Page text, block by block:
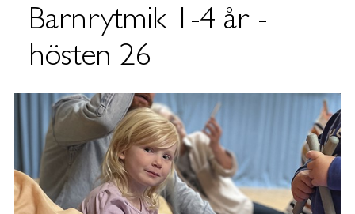
Barnrytmik 1-4 år -
hösten 26